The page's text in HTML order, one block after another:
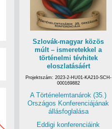
Szlovák-magyar közös
múlt – ismeretekkel a
történelmi tévhitek
eloszlatásáért
Projektszám: 2023-2-HU01-KA210-SCH-
000169882
A Történelemtanárok (35.)
Országos Konferenciájának
állásfoglalása
Eddigi konferenciáink